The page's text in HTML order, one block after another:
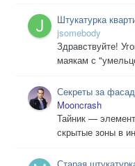
Штукатурка
jsomebody
Здравствуйте!
маякам с
Секреты за
тайники,
Mooncrash
Тайник —
скрытые зоны в
Старая